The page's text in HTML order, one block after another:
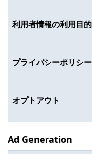
利用者情報の利用目的
プライバシーポリシー
オプトアウト
Ad Generation